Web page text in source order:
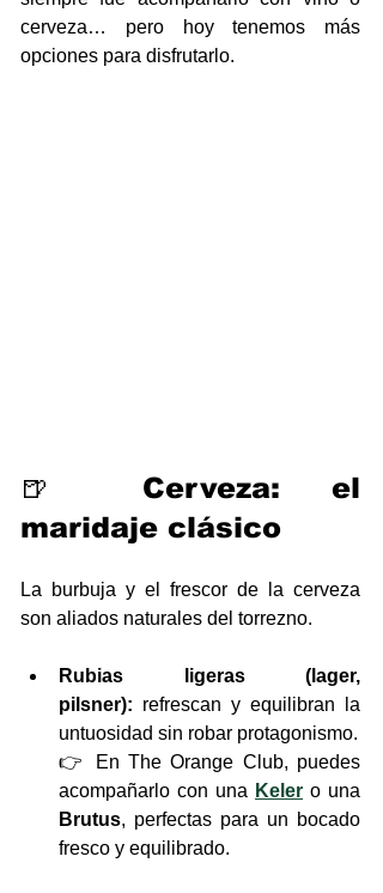
cerveza… pero hoy tenemos más
opciones para disfrutarlo.
🍺 Cerveza: el
maridaje clásico
La burbuja y el frescor de la cerveza
son aliados naturales del torrezno.
Rubias ligeras (lager,
pilsner): refrescan y equilibran la
untuosidad sin robar protagonismo.
👉 En The Orange Club, puedes
acompañarlo con una Keler
Brutus, perfectas para un bocado
fresco y equilibrado.